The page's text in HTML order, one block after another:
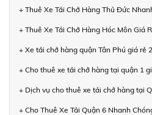
+ Thuê Xe Tải Chở Hàng Thủ Đức
+ Thuê Xe Tải Chở Hàng Hóc Môn Giá
+ Xe tải chở hàng quận Tân Phú giá rẻ
+ Cho thuê xe tải chở hàng tại quận 1
+ Dịch vụ cho thuê xe tải chở hàng tại
+ Cho Thuê Xe Tải Quận 6 Nhanh